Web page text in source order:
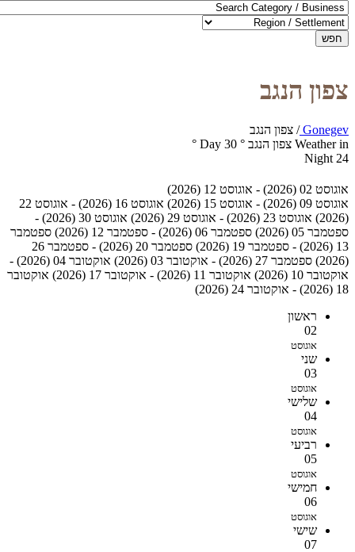
חפש
צפון הנגב
Gonegev
/ צפון הנגב
Weather in צפון הנגב
°
30
Day
°
24
Night
אוגוסט 02 (2026) - אוגוסט 12 (2026)
אוגוסט 09 (2026) - אוגוסט 15 (2026)
אוגוסט 16 (2026) - אוגוסט 22
(2026)
אוגוסט 23 (2026) - אוגוסט 29 (2026)
אוגוסט 30 (2026) -
ספטמבר 05 (2026)
ספטמבר 06 (2026) - ספטמבר 12 (2026)
ספטמבר
13 (2026) - ספטמבר 19 (2026)
ספטמבר 20 (2026) - ספטמבר 26
(2026)
ספטמבר 27 (2026) - אוקטובר 03 (2026)
אוקטובר 04 (2026) -
אוקטובר 10 (2026)
אוקטובר 11 (2026) - אוקטובר 17 (2026)
אוקטובר
18 (2026) - אוקטובר 24 (2026)
ראשון
02
אוגוסט
שני
03
אוגוסט
שלישי
04
אוגוסט
רביעי
05
אוגוסט
חמישי
06
אוגוסט
שישי
07